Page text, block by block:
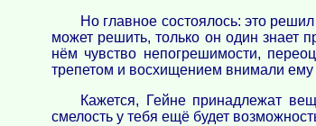
Но главное состоялось: это
может решить, только он один знает
нём чувство непогрешимости,
трепетом и восхищением внимали
Кажется, Гейне принадлежат
смелость у тебя ещё будет